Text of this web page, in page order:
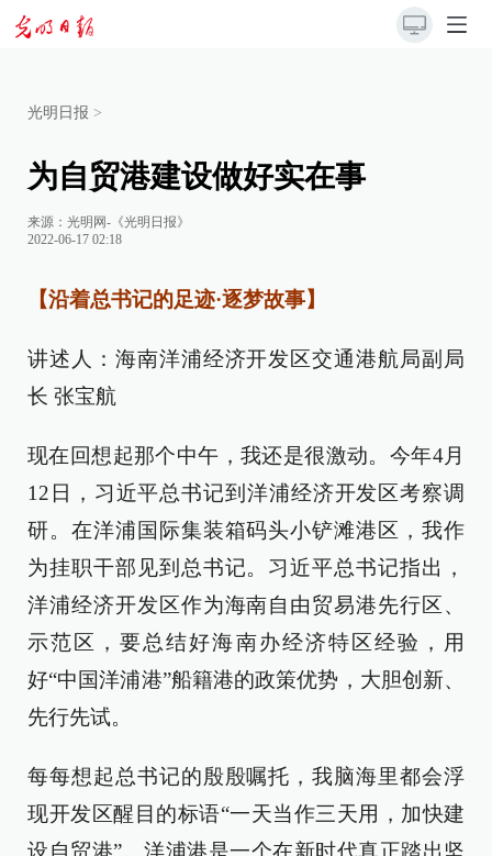
光明日报 >
为自贸港建设做好实在事
来源： 光明网-《光明日报》
2022-06-17 02:18
【沿着总书记的足迹·逐梦故事】
讲述人：海南洋浦经济开发区交通港航局副局
长 张宝航
现在回想起那个中午，我还是很激动。今年4月
12日，习近平总书记到洋浦经济开发区考察调
研。在洋浦国际集装箱码头小铲滩港区，我作
为挂职干部见到总书记。习近平总书记指出，
洋浦经济开发区作为海南自由贸易港先行区、
示范区，要总结好海南办经济特区经验，用
好“中国洋浦港”船籍港的政策优势，大胆创新、
先行先试。
每每想起总书记的殷殷嘱托，我脑海里都会浮
现开发区醒目的标语“一天当作三天用，加快建
设自贸港”。洋浦港是一个在新时代真正踏出坚